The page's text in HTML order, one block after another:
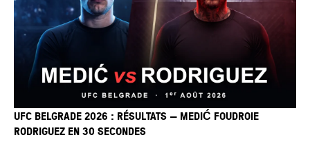
UFC BELGRADE 2026 : RÉSULTATS — MEDIĆ FOUDROIE
RODRIGUEZ EN 30 SECONDES